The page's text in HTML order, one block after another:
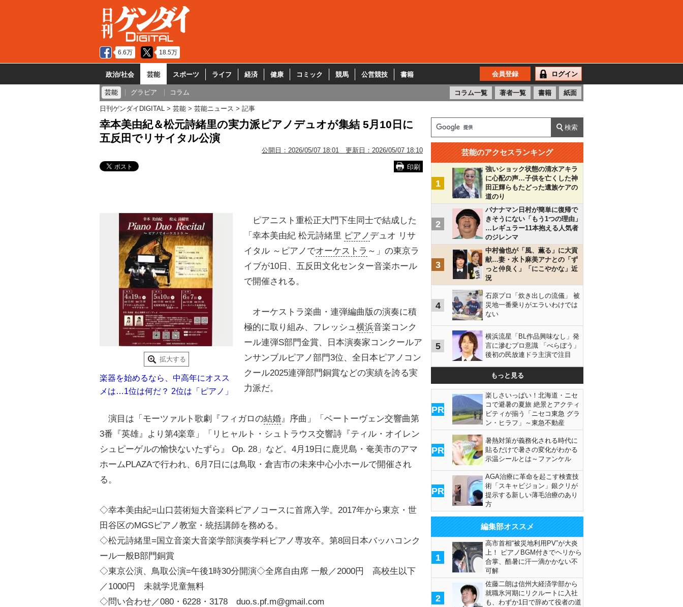
6.6万 18.5万
政治/社会 芸能 スポーツ ライフ 経済 健康 コミック 競馬 公営競技 書籍 会員登録 ログイン
芸能 グラビア コラム コラム一覧 著者一覧 書籍 紙面
日刊ゲンダイDIGITAL 芸能 芸能ニュース 記事
幸本美由紀＆松元詩緒里の実力派ピアノデュオが集結 5月10日に
五反田でリサイタル公演
公開日： 2026/05/07 18:01 更新日： 2026/05/07 18:10
印刷
拡大する
楽器を始めるなら、中高年にオスス
メは…1位は何だ？ 2位は「ピアノ」
ピアニスト重松正大門下生同士で結成した
「幸本美由紀 松元詩緒里 ピアノ デュオ リサ
イタル ～ピアノでオーケストラ ～」の東京ラ
イブが10日、五反田文化センター音楽ホール
で開催される。
オーケストラ楽曲・連弾編曲版の演奏に積
極的に取り組み、フレッシュ横浜音楽コンク
ール連弾S部門金賞、日本演奏家コンクールア
ンサンブルピアノ部門3位、全日本ピアノコン
クール2025連弾部門銅賞などの実績を誇る実
力派だ。
演目は「モーツァルト歌劇『フィガロの結婚』序曲」「ベートーヴェン交響曲第
3番『英雄』より第4楽章」「リヒャルト・シュトラウス交響詩『ティル・オイレン
シュピーゲルの愉快ないたずら』 Op. 28」など。4月19日に鹿児島・奄美市のアマ
ホームPLAZAで行われ、6月7日には鳥取・倉吉市の未来中心小ホールで開催され
る。
◇幸本美由紀=山口芸術短大音楽科ピアノコースに首席入学。2017年から東京・世
田谷区のMGSピアノ教室・統括講師を務める。
◇松元詩緒里=国立音楽大音楽学部演奏学科ピアノ専攻卒。第8回日本バッハコンク
ール一般B部門銅賞
◇東京公演、鳥取公演=午後1時30分開演◇全席自由席 一般／2000円 高校生以下
／1000円 未就学児童無料
◇問い合わせ／080・6228・3178 duo.s.pf.m@gmail.com
芸能のアクセスランキング
1
強いショック状態の清水アキラ
に心配の声…子供を亡くした神
田正輝らもたどった遺族ケアの
道のり
2
バナナマン日村が簡単に復帰で
きそうにない「もう1つの理由」
…レギュラー11本抱える人気者
のジレンマ
3
中村倫也が「風、薫る」に大貢
献…妻・水卜麻美アナとの「ず
っと仲良く」「にこやかな」近
況
4
石原プロ「炊き出しの流儀」 被
災地一番乗りがエラいわけでは
ない
5
横浜流星「BL作品興味なし」発
言に滲むプロ意識 「べらぼう」
後初の民放連ドラ主演で注目
もっと見る
PR
楽しさいっぱい！北海道・ニセ
コで避暑の夏旅 絶景とアクティ
ビティが揃う「ニセコ東急 グラ
ン・ヒラフ」～東急不動産
PR
暑熱対策が義務化される時代に
貼るだけで暑さの変化がわかる
示温シールとは～ファンケル
PR
AGA治療に革命を起こす検査技
術「スキャビジョン」銀クリが
提示する新しい薄毛治療のあり
方
編集部オススメ
1
高市首相“被災地利用PV”が大炎
上！ ピアノBGM付きでヘリから
合掌、酷暑に汗一滴かかない不
可解
2
佐藤二朗は信州大経済学部から
就職氷河期にリクルートに入社
も、わずか1日で辞めて役者の道